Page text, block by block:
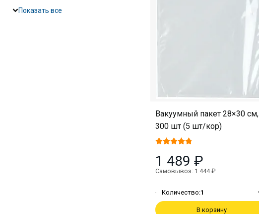
Показать все
Вакуумный пакет 28×30 см,
300 шт (5 шт/кор)
1 489 ₽
Самовывоз: 1 444 ₽
Количество:1
В корзину